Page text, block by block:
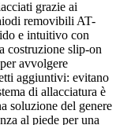
grazie ai
removibili AT-
e intuitivo con
costruzione slip-on
avvolgere
aggiuntivi: evitano
di allacciatura è
soluzione del genere
al piede per una